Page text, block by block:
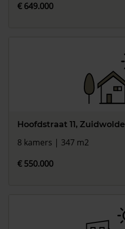
€ 649.000
Hoofdstraat 11, Zuidwolde
8 kamers | 347 m2
€ 550.000